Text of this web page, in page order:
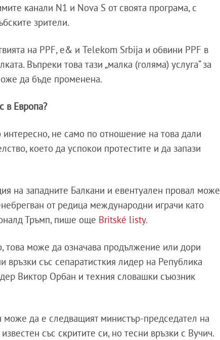
канали N1 и Nova S от своята програма, с
зрители.
на PPF, e& и Telekom Srbija и обвини PPF в
Въпреки това тази „малка (голяма) услуга“ за
да бъде променена.
в Европа?
не само по отношение на това дали
което да успокои протестите и да запази
на западните Балкани и евентуален провал може
от редица международни играчи като
Тръмп, пише още Britské listy.
това може да означава продължение или дори
връзки със сепаратисткия лидер на Република
Виктор Орбан и техния словашки съюзник
да е следващият министър-председател на
със скритите си, но тесни връзки с Вучич.